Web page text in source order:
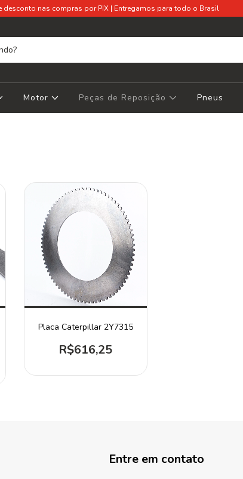
desconto nas compras por PIX | Entregamos para todo o Brasil
Motor Peças de Reposição Pneus
Placa Caterpillar 2Y7315
R$616,25
Entre em contato